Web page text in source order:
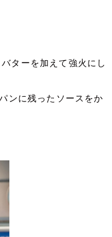
ターを加えて強火にし
ンに残ったソースをか